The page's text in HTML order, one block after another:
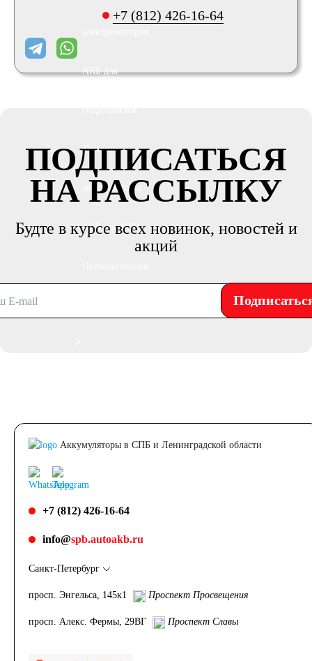
АКБ для
Тяговые
аккумуляторы
АКБ для ИБП
штабелеры
АКБ для
освещения
+7 (812) 426-16-64
ПОДПИСАТЬСЯ
НА РАССЫЛКУ
Будте в курсе всех новинок, новостей и
акций
Аккумуляторы в СПБ и Ленинградской области
+7 (812) 426-16-64
info@spb.autoakb.ru
Санкт-Петербург
просп. Энгельса, 145к1 Проспект Просвещения
просп. Алекс. Фермы, 29ВГ Проспект Славы